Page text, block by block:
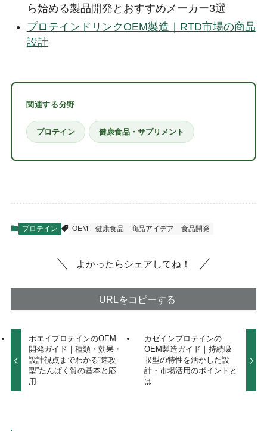
ら始める製品開発とおすすめメーカー3選
プロテインドリンクOEM製造｜RTD市場の商品
設計
関連する分野
プロテイン 健康食品・サプリメント
プロテイン OEM 健康食品 商品アイデア 食品開発
よかったらシェアしてね！
URLをコピーする
ホエイプロテインのOEM
開発ガイド｜種類・効果・
設計視点までわかる“速攻
型”たんぱく質の基本と応
用
カゼインプロテインの
OEM製造ガイド｜持続吸
収型の特性を活かした設
計・市場活用のポイントと
は